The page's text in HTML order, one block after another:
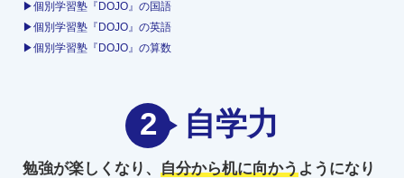
▶個別学習塾『DOJO』の国語
▶個別学習塾『DOJO』の英語
▶個別学習塾『DOJO』の算数
2 自学力
勉強が楽しくなり、 自分から机に向かうようになり